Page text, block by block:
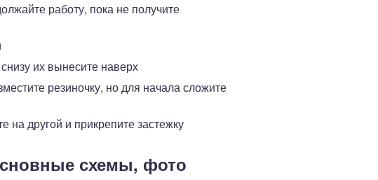
работу, пока не получите
их вынесите наверх
резиночку, но для начала сложите
на другой и прикрепите застежку
схемы, фото